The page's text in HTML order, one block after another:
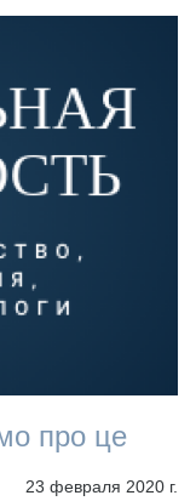
про це
23 февраля 2020 г.